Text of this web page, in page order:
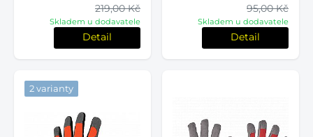
219,00 Kč
Skladem u dodavatele
Detail
95,00 Kč
Skladem u dodavatele
Detail
2 varianty